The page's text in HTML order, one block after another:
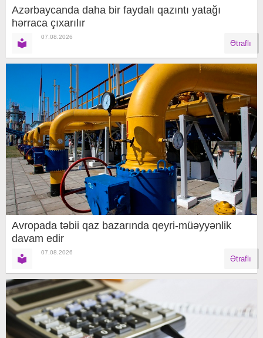
Azərbaycanda daha bir faydalı qazıntı yatağı
hərraca çıxarılır
07.08.2026
Ətraflı
Avropada təbii qaz bazarında qeyri-müəyyənlik
davam edir
07.08.2026
Ətraflı